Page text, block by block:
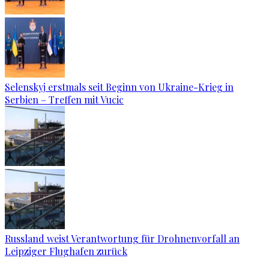
Selenskyj erstmals seit Beginn von Ukraine-Krieg in
Serbien – Treffen mit Vucic
Russland weist Verantwortung für Drohnenvorfall an
Leipziger Flughafen zurück